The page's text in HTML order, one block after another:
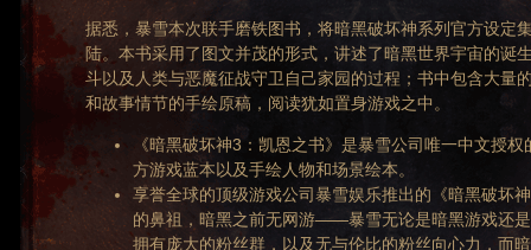
据悉，暴雪本次联手磨铁图书，将暗黑破坏神系列官方设定
陆。本书采用了图文并茂的形式，讲述了暗黑世界宇宙的诞
斗以及人类与恶魔征战守卫自己家园的过程；书中包含大量
和故事情节的手绘原稿，阅读犹如置身游戏之中。
《暗黑破坏神3：凯恩之书》是暴雪公司唯一中文授
方游戏蓝本以及手绘人物和场景绘本。
享誉全球的顶级游戏公司暴雪娱乐推出的《暗黑破坏
的鼻祖，暗黑之前无网游——暴雪无论是暗黑游戏还
拥有庞大的粉丝群，以及无与伦比的粉丝向心力，而